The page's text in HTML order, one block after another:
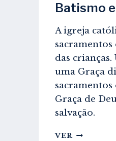
Batismo
A igreja
das
uma Graça
sacramentos
Graça de
salvação.
VER BATISMO